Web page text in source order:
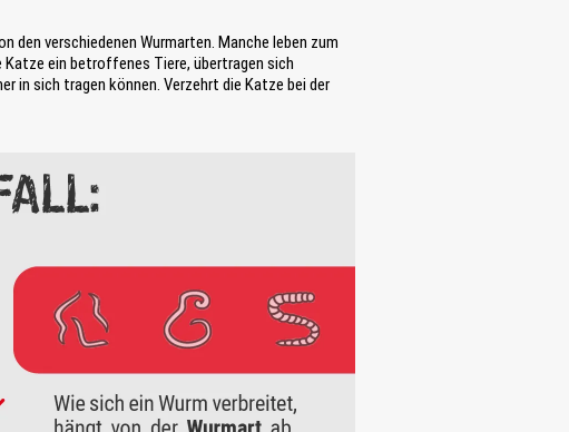
den verschiedenen Wurmarten. Manche leben zum
Katze ein betroffenes Tiere, übertragen sich
in sich tragen können. Verzehrt die Katze bei der